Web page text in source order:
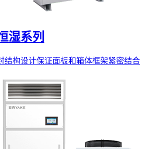
湿系列
结构设计保证面板和箱体框架紧密结合